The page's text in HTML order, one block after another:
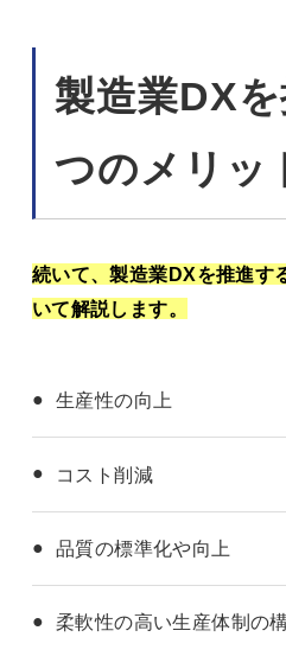
製造業DX
つのメリッ
続いて、製造業DXを推進す
いて解説します。
生産性の向上
コスト削減
品質の標準化や向上
柔軟性の高い生産体制の